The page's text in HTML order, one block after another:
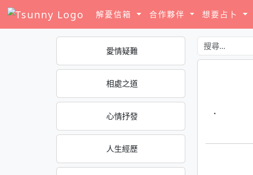
解憂信箱 合作夥伴 想要占卜
愛情疑難
相處之道
心情抒發
人生經歷
·